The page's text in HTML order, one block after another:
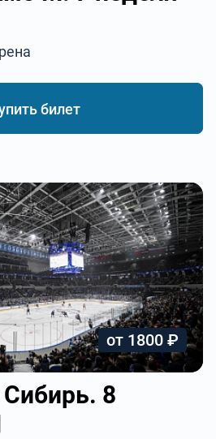
билет
от 1800 ₽
8